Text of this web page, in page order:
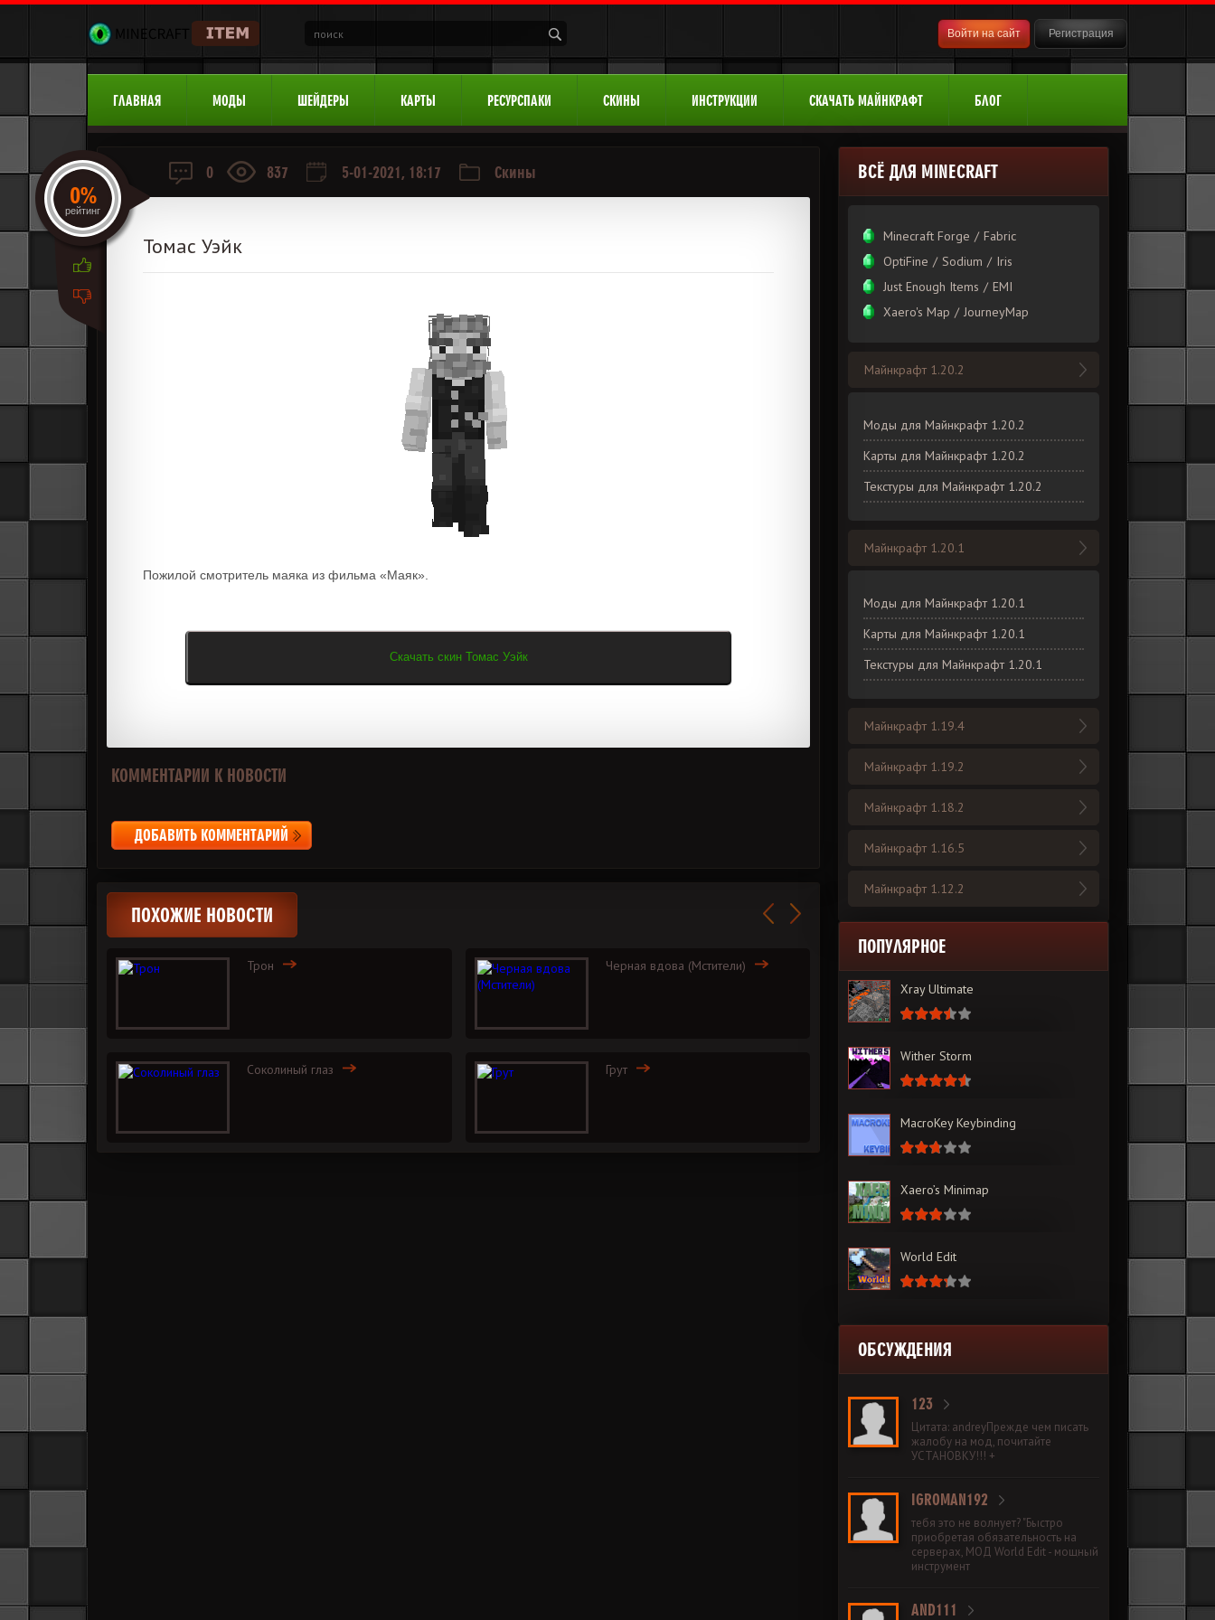
Войти на сайт Регистрация
ГЛАВНАЯ МОДЫ ШЕЙДЕРЫ КАРТЫ РЕСУРСПАКИ СКИНЫ ИНСТРУКЦИИ СКАЧАТЬ МАЙНКРАФТ БЛОГ
0 837 5-01-2021, 18:17 Скины
Томас Уэйк
Пожилой смотритель маяка из фильма «Маяк».
Скачать скин Томас Уэйк
0%
рейтинг
КОММЕНТАРИИ К НОВОСТИ
ДОБАВИТЬ КОММЕНТАРИЙ
ПОХОЖИЕ НОВОСТИ
Трон
Соколиный глаз
Черная вдова (Мстители)
Грут
ВСЁ ДЛЯ MINECRAFT
Minecraft Forge / Fabric
OptiFine / Sodium / Iris
Just Enough Items / EMI
Xаero's Mаp / JourneyMap
Майнкрафт 1.20.2
Моды для Майнкрафт 1.20.2
Карты для Майнкрафт 1.20.2
Текстуры для Майнкрафт 1.20.2
Майнкрафт 1.20.1
Моды для Майнкрафт 1.20.1
Карты для Майнкрафт 1.20.1
Текстуры для Майнкрафт 1.20.1
Майнкрафт 1.19.4
Майнкрафт 1.19.2
Майнкрафт 1.18.2
Майнкрафт 1.16.5
Майнкрафт 1.12.2
ПОПУЛЯРНОЕ
Xray Ultimate
Wither Storm
MacroKey Keybinding
Xaero’s Minimap
World Edit
ОБСУЖДЕНИЯ
123
Цитата: andreyПрежде чем писать
жалобу на мод, почитайте
УСТАНОВКУ!!! +
IGROMAN192
тебя это не волнует? "Быстро
приобретая обязательность на
серверах, МОД World Edit - мощный
инструмент
AND111